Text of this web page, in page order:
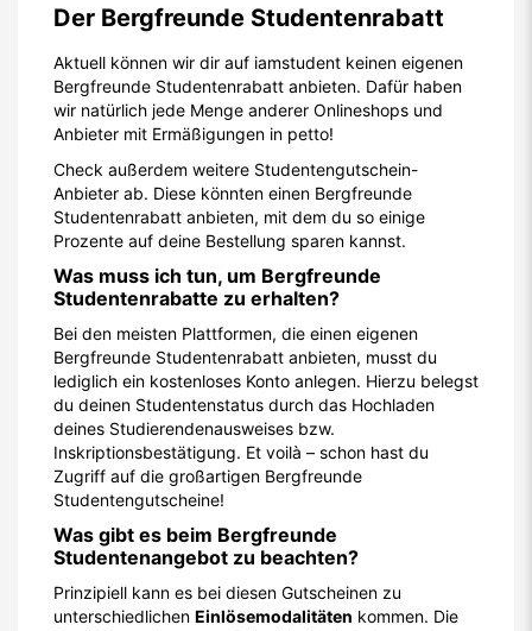
Der Bergfreunde Studentenrabatt
Aktuell können wir dir auf iamstudent keinen eigenen
Bergfreunde Studentenrabatt anbieten. Dafür haben
wir natürlich jede Menge anderer Onlineshops und
Anbieter mit Ermäßigungen in petto!
Check außerdem weitere Studentengutschein-
Anbieter ab. Diese könnten einen Bergfreunde
Studentenrabatt anbieten, mit dem du so einige
Prozente auf deine Bestellung sparen kannst.
Was muss ich tun, um Bergfreunde
Studentenrabatte zu erhalten?
Bei den meisten Plattformen, die einen eigenen
Bergfreunde Studentenrabatt anbieten, musst du
lediglich ein kostenloses Konto anlegen. Hierzu belegst
du deinen Studentenstatus durch das Hochladen
deines Studierendenausweises bzw.
Inskriptionsbestätigung. Et voilà – schon hast du
Zugriff auf die großartigen Bergfreunde
Studentengutscheine!
Was gibt es beim Bergfreunde
Studentenangebot zu beachten?
Prinzipiell kann es bei diesen Gutscheinen zu
unterschiedlichen Einlösemodalitäten kommen. Die